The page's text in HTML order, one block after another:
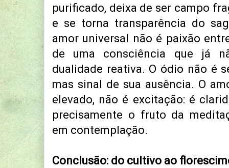
purificado, deixa de ser campo
e se torna transparência do
amor universal não é paixão
de uma consciência que já
dualidade reativa. O ódio não é
mas sinal de sua ausência. O
elevado, não é excitação: é
precisamente o fruto da
em contemplação.
Conclusão: do cultivo ao